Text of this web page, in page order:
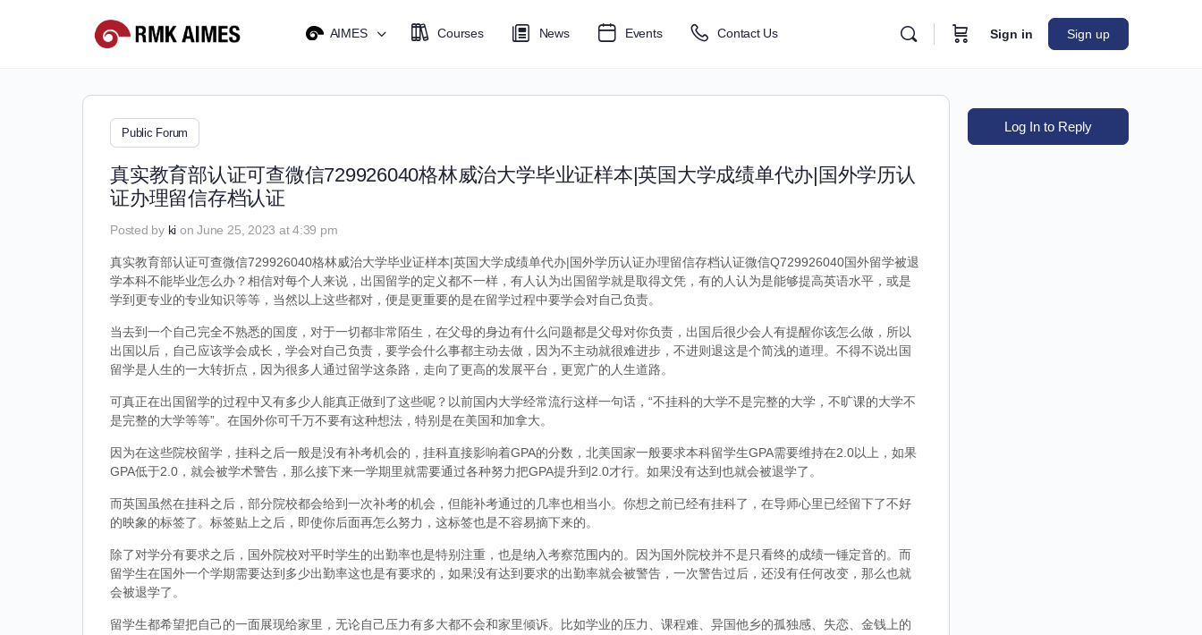
AIMES Courses News Events Contact Us Sign in Sign up
Public Forum
真实教育部认证可查微信729926040格林威治大学毕业证样本|英国大学成绩单代办|国外学历认
证办理留信存档认证
Posted by ki on June 25, 2023 at 4:39 pm
真实教育部认证可查微信729926040格林威治大学毕业证样本|英国大学成绩单代办|国外学历认证办理留信存档认证微信Q729926040国外留学被退
学本科不能毕业怎么办？相信对每个人来说，出国留学的定义都不一样，有人认为出国留学就是取得文凭，有的人认为是能够提高英语水平，或是
学到更专业的专业知识等等，当然以上这些都对，便是更重要的是在留学过程中要学会对自己负责。
当去到一个自己完全不熟悉的国度，对于一切都非常陌生，在父母的身边有什么问题都是父母对你负责，出国后很少会人有提醒你该怎么做，所以
出国以后，自己应该学会成长，学会对自己负责，要学会什么事都主动去做，因为不主动就很难进步，不进则退这是个简浅的道理。不得不说出国
留学是人生的一大转折点，因为很多人通过留学这条路，走向了更高的发展平台，更宽广的人生道路。
可真正在出国留学的过程中又有多少人能真正做到了这些呢？以前国内大学经常流行这样一句话，“不挂科的大学不是完整的大学，不旷课的大学不
是完整的大学等等”。在国外你可千万不要有这种想法，特别是在美国和加拿大。
因为在这些院校留学，挂科之后一般是没有补考机会的，挂科直接影响着GPA的分数，北美国家一般要求本科留学生GPA需要维持在2.0以上，如果
GPA低于2.0，就会被学术警告，那么接下来一学期里就需要通过各种努力把GPA提升到2.0才行。如果没有达到也就会被退学了。
而英国虽然在挂科之后，部分院校都会给到一次补考的机会，但能补考通过的几率也相当小。你想之前已经有挂科了，在导师心里已经留下了不好
的映象的标签了。标签贴上之后，即使你后面再怎么努力，这标签也是不容易摘下来的。
除了对学分有要求之后，国外院校对平时学生的出勤率也是特别注重，也是纳入考察范围内的。因为国外院校并不是只看终的成绩一锤定音的。而
留学生在国外一个学期需要达到多少出勤率这也是有要求的，如果没有达到要求的出勤率就会被警告，一次警告过后，还没有任何改变，那么也就
会被退学了。
留学生都希望把自己的一面展现给家里，无论自己压力有多大都不会和家里倾诉。比如学业的压力、课程难、异国他乡的孤独感、失恋、金钱上的
Log In to Reply